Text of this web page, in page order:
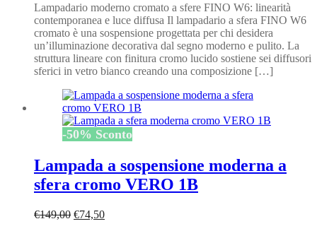
originale
era:
€261,60.
attuale
è:
€130,80.
Lampadario moderno cromato a sfere FINO W6: linearità
contemporanea e luce diffusa Il lampadario a sfera FINO W6
cromato è una sospensione progettata per chi desidera
un’illuminazione decorativa dal segno moderno e pulito. La
struttura lineare con finitura cromo lucido sostiene sei diffusori
sferici in vetro bianco creando una composizione […]
-50% Sconto
Lampada a sospensione moderna a
sfera cromo VERO 1B
€149,00 Il
€74,50Il